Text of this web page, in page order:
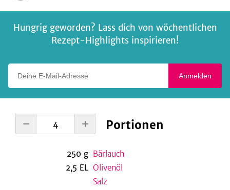
Hungrig geworden? Lass dich von wöchentlichen
Rezept-Highlights inspirieren!
Anmelden
Portionen
250 g Bärlauch
2,5 EL Olivenöl
Salz